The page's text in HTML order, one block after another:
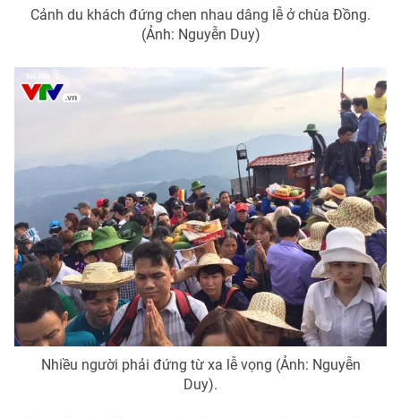
Cảnh du khách đứng chen nhau dâng lễ ở chùa Đồng.
(Ảnh: Nguyễn Duy)
Nhiều người phải đứng từ xa lễ vọng (Ảnh: Nguyễn
Duy).